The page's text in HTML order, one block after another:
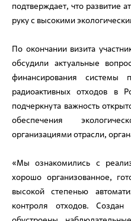
подтверждает, что развитие
руку с высокими
По окончании визита
обсудили актуальные
финансирования системы
радиоактивных отходов в
подчеркнута важность
обеспечения
организациями отрасли,
«Мы ознакомились с
хорошо организованное,
высокой степенью
контроля отходов. Создан